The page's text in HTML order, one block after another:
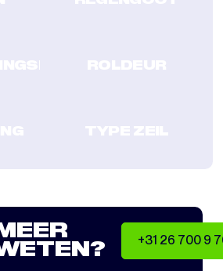
MEER
+31 26 700 9